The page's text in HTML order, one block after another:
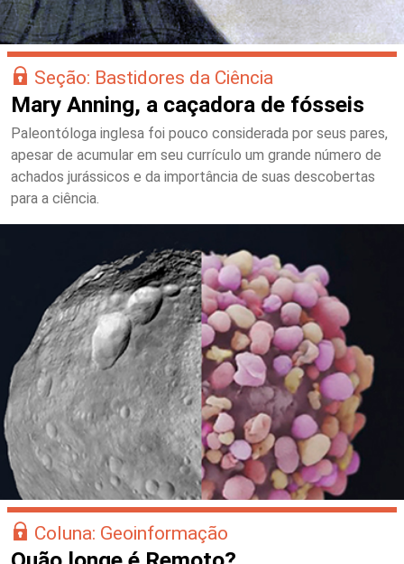
Seção: Bastidores da Ciência
Mary Anning, a caçadora de fósseis
Paleontóloga inglesa foi pouco considerada por seus pares,
apesar de acumular em seu currículo um grande número de
achados jurássicos e da importância de suas descobertas
para a ciência.
Coluna: Geoinformação